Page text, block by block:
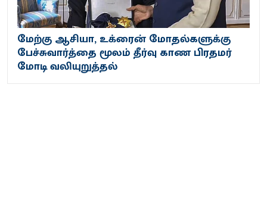
மேற்கு ஆசியா, உக்ரைன் மோதல்களுக்கு
பேச்சுவார்த்தை மூலம் தீர்வு காண பிரதமர்
மோடி வலியுறுத்தல்